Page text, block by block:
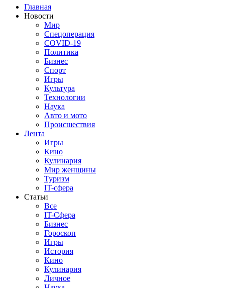
Главная
Новости
Мир
Спецоперация
COVID-19
Политика
Бизнес
Спорт
Игры
Культура
Технологии
Наука
Авто и мото
Происшествия
Лента
Игры
Кино
Кулинария
Мир женщины
Туризм
IT-сфера
Статьи
Все
IT-Сфера
Бизнес
Гороскоп
Игры
История
Кино
Кулинария
Личное